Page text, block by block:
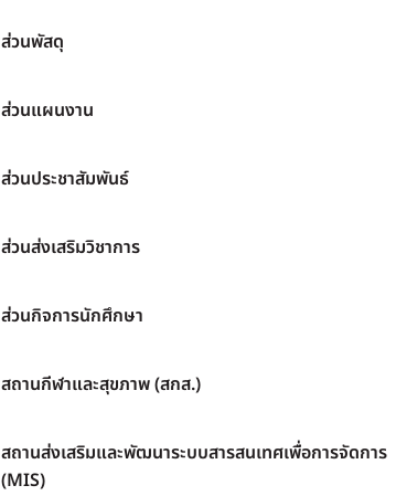
ส่วนพัสดุ
ส่วนแผนงาน
ส่วนประชาสัมพันธ์
ส่วนส่งเสริมวิชาการ
ส่วนกิจการนักศึกษา
สถานกีฬาและสุขภาพ (สกส.)
สถานส่งเสริมและพัฒนาระบบสารสนเทศเพื่อการจัดการ
(MIS)